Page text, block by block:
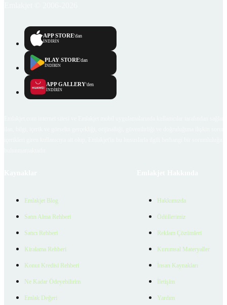
APP STORE'dan
İNDİRİN
PLAY STORE'dan
İNDİRİN
APP GALLERY'den
İNDİRİN
Emlakjet Blog
Satın Alma Rehberi
Satıcı Rehberi
Kiralama Rehberi
Konut Kredisi Rehberi
Ne Kadar Ödeyebilirim
Emlak Değeri
Hakkımızda
Ödüllerimiz
Reklam Çözümleri
Kurumsal Materyaller
İnsan Kaynakları
İletişim
Yardım